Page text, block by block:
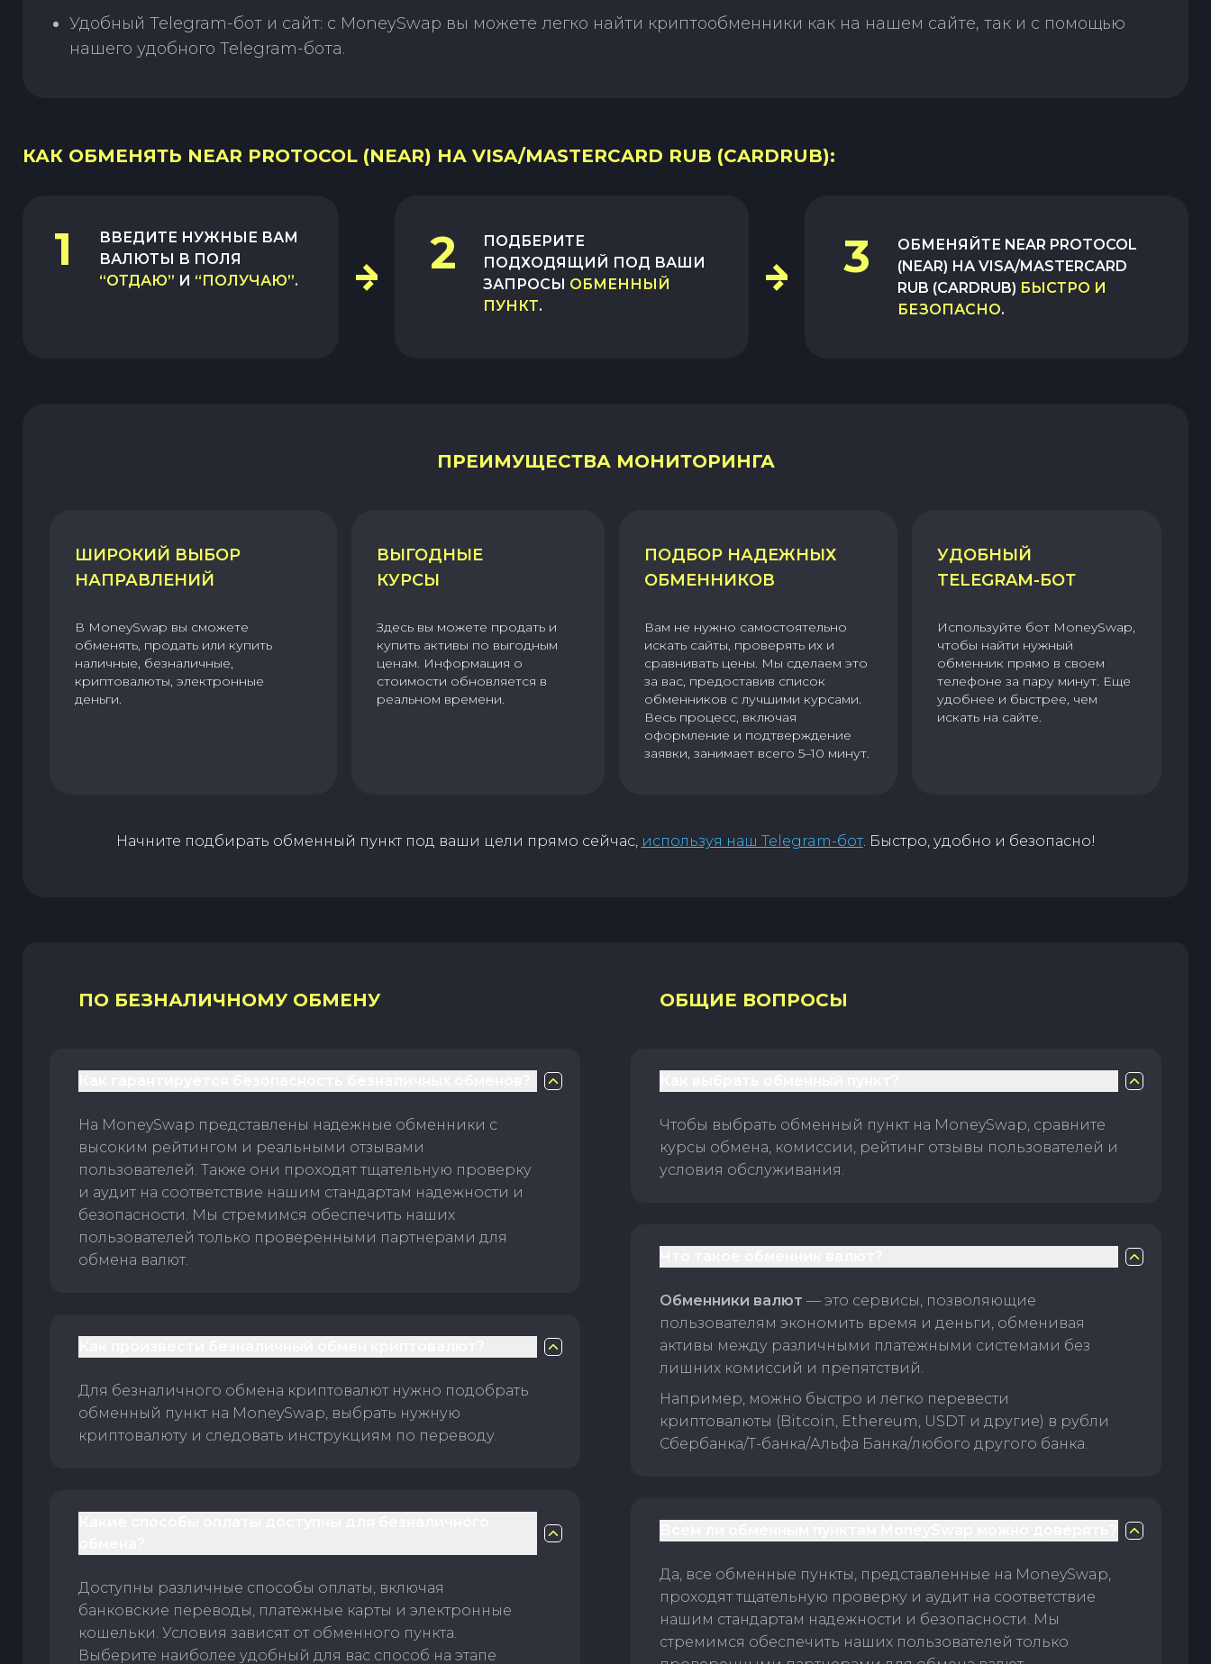
Удобный Telegram-бот и сайт: с MoneySwap вы можете легко найти криптообменники как на нашем сайте, так и с помощью
нашего удобного Telegram-бота.
КАК ОБМЕНЯТЬ NEAR PROTOCOL (NEAR) НА VISA/MASTERCARD RUB (CARDRUB):
1
ВВЕДИТЕ НУЖНЫЕ ВАМ
ВАЛЮТЫ В ПОЛЯ
“ОТДАЮ” И “ПОЛУЧАЮ”.
2
ПОДБЕРИТЕ
ПОДХОДЯЩИЙ ПОД ВАШИ
ЗАПРОСЫ ОБМЕННЫЙ
ПУНКТ.
3 ОБМЕНЯЙТЕ NEAR PROTOCOL
(NEAR) НА VISA/MASTERCARD
RUB (CARDRUB) БЫСТРО И
БЕЗОПАСНО.
ПРЕИМУЩЕСТВА МОНИТОРИНГА
ШИРОКИЙ ВЫБОР
НАПРАВЛЕНИЙ
В MoneySwap вы сможете
обменять, продать или купить
наличные, безналичные,
криптовалюты, электронные
деньги.
ВЫГОДНЫЕ
КУРСЫ
Здесь вы можете продать и
купить активы по выгодным
ценам. Информация о
стоимости обновляется в
реальном времени.
ПОДБОР НАДЕЖНЫХ
ОБМЕННИКОВ
Вам не нужно самостоятельно
искать сайты, проверять их и
сравнивать цены. Мы сделаем это
за вас, предоставив список
обменников с лучшими курсами.
Весь процесс, включая
оформление и подтверждение
заявки, занимает всего 5–10 минут.
УДОБНЫЙ
TELEGRAM-БОТ
Используйте бот MoneySwap,
чтобы найти нужный
обменник прямо в своем
телефоне за пару минут. Еще
удобнее и быстрее, чем
искать на сайте.
Начните подбирать обменный пункт под ваши цели прямо сейчас, используя наш Telegram-бот. Быстро, удобно и безопасно!
ПО БЕЗНАЛИЧНОМУ ОБМЕНУ
На MoneySwap представлены надежные обменники с
высоким рейтингом и реальными отзывами
пользователей. Также они проходят тщательную проверку
и аудит на соответствие нашим стандартам надежности и
безопасности. Мы стремимся обеспечить наших
пользователей только проверенными партнерами для
обмена валют.
Для безналичного обмена криптовалют нужно подобрать
обменный пункт на MoneySwap, выбрать нужную
криптовалюту и следовать инструкциям по переводу.
Доступны различные способы оплаты, включая
банковские переводы, платежные карты и электронные
кошельки. Условия зависят от обменного пункта.
Выберите наиболее удобный для вас способ на этапе
ОБЩИЕ ВОПРОСЫ
Чтобы выбрать обменный пункт на MoneySwap, сравните
курсы обмена, комиссии, рейтинг отзывы пользователей и
условия обслуживания.
Обменники валют — это сервисы, позволяющие
пользователям экономить время и деньги, обменивая
активы между различными платежными системами без
лишних комиссий и препятствий.
Например, можно быстро и легко перевести
криптовалюты (Bitcoin, Ethereum, USDT и другие) в рубли
Сбербанка/Т-банка/Альфа Банка/любого другого банка.
Да, все обменные пункты, представленные на MoneySwap,
проходят тщательную проверку и аудит на соответствие
нашим стандартам надежности и безопасности. Мы
стремимся обеспечить наших пользователей только